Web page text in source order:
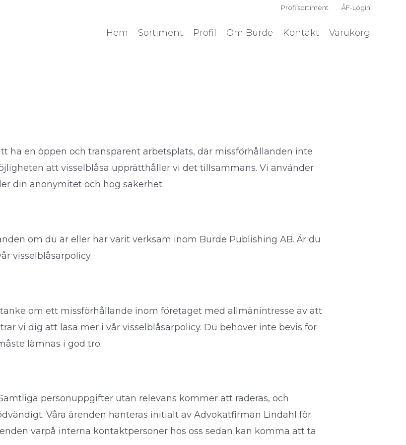
Profilsortiment ÅF-Login
Hem Sortiment Profil Om Burde Kontakt Varukorg
ha en öppen och transparent arbetsplats, där missförhållanden inte
att visselblåsa upprätthåller vi det tillsammans. Vi använder
din anonymitet och hög säkerhet.
om du är eller har varit verksam inom Burde Publishing AB. Är du
visselblåsarpolicy.
om ett missförhållande inom företaget med allmänintresse av att
vi dig att läsa mer i vår visselblåsarpolicy. Du behöver inte bevis för
lämnas i god tro.
personuppgifter utan relevans kommer att raderas, och
Våra ärenden hanteras initialt av Advokatfirman Lindahl för
varpå interna kontaktpersoner hos oss sedan kan komma att ta